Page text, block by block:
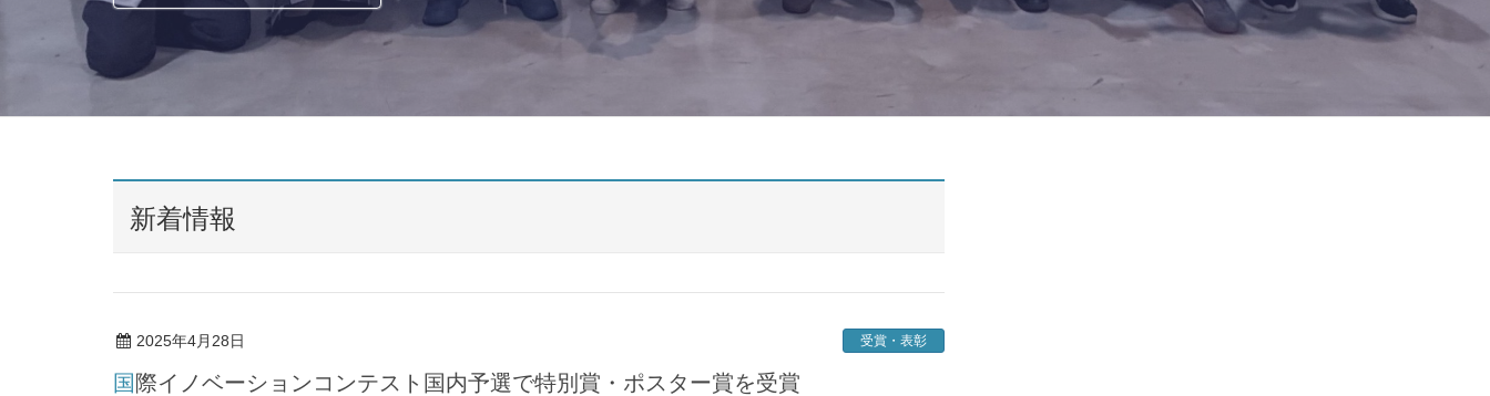
新着情報
2025年4月28日 受賞・表彰
国際イノベーションコンテスト国内予選で特別賞・ポスター賞を受賞